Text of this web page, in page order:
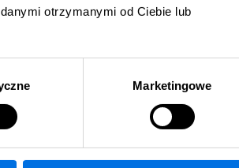
otrzymanymi od Ciebie lub
Marketingowe